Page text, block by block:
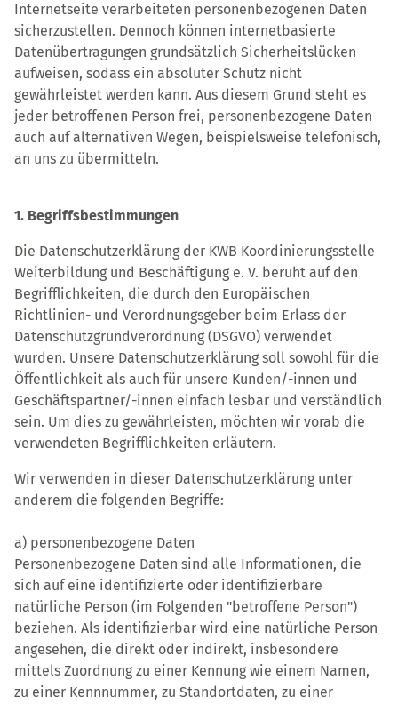
Internetseite verarbeiteten personenbezogenen Daten
sicherzustellen. Dennoch können internetbasierte
Datenübertragungen grundsätzlich Sicherheitslücken
aufweisen, sodass ein absoluter Schutz nicht
gewährleistet werden kann. Aus diesem Grund steht es
jeder betroffenen Person frei, personenbezogene Daten
auch auf alternativen Wegen, beispielsweise telefonisch,
an uns zu übermitteln.
1. Begriffsbestimmungen
Die Datenschutzerklärung der KWB Koordinierungsstelle
Weiterbildung und Beschäftigung e. V. beruht auf den
Begrifflichkeiten, die durch den Europäischen
Richtlinien- und Verordnungsgeber beim Erlass der
Datenschutzgrundverordnung (DSGVO) verwendet
wurden. Unsere Datenschutzerklärung soll sowohl für die
Öffentlichkeit als auch für unsere Kunden/-innen und
Geschäftspartner/-innen einfach lesbar und verständlich
sein. Um dies zu gewährleisten, möchten wir vorab die
verwendeten Begrifflichkeiten erläutern.
Wir verwenden in dieser Datenschutzerklärung unter
anderem die folgenden Begriffe:
a) personenbezogene Daten
Personenbezogene Daten sind alle Informationen, die
sich auf eine identifizierte oder identifizierbare
natürliche Person (im Folgenden "betroffene Person")
beziehen. Als identifizierbar wird eine natürliche Person
angesehen, die direkt oder indirekt, insbesondere
mittels Zuordnung zu einer Kennung wie einem Namen,
zu einer Kennnummer, zu Standortdaten, zu einer